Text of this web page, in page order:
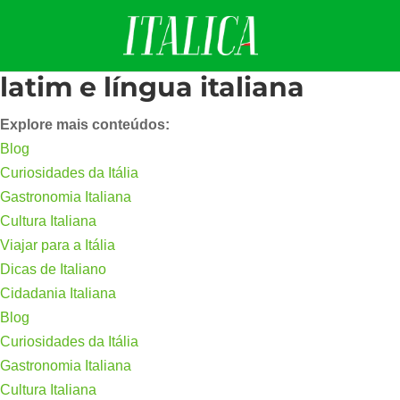
latim e língua italiana
Explore mais conteúdos:
Blog
Curiosidades da Itália
Gastronomia Italiana
Cultura Italiana
Viajar para a Itália
Dicas de Italiano
Cidadania Italiana
Blog
Curiosidades da Itália
Gastronomia Italiana
Cultura Italiana